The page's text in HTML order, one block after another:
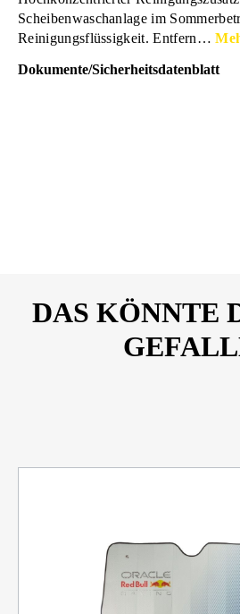
Scheibenwaschanlage im
Reinigungsflüssigkeit. Entfern…
Dokumente/Sicherheitsdatenblatt
DAS KÖNNTE